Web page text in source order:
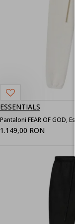
ESSENTIALS
1.149,00 RON